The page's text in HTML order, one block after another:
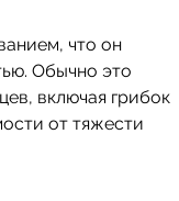
что он
Обычно это
включая грибок
от тяжести